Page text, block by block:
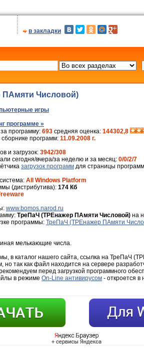
в закладки
ПАмяти Числовой)
игры
программе »
программу: 693 средняя оценка: 144302,8
программ: 11.09.2008 г.
и загрузок: 3942/308
сегодня/вчера/за неделю и за месяц: 0/0/2/7
загрузок программ для страницы
All Windows Platform
(дистрибутива): 174 Кб
www.bomos.narod.ru
ТреПаЧ (ТРЕнажер ПАмяти Числовой) на
программы: ТреПаЧ (ТРЕнажер ПАмяти
мелькающие числа.
в каталог нашего сайта, ссылка на ТреПаЧ
но так как файл находится на сервере
перед загрузкой программного
в режиме On-Line антивирусом - откроется в